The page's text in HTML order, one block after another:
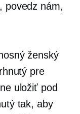
povedz nám,
ženský
pre
uložiť pod
tak, aby